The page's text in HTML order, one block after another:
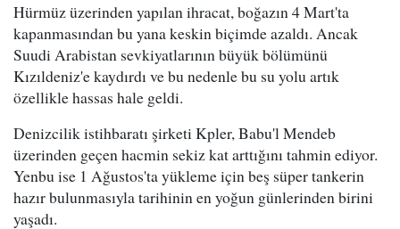
Hürmüz üzerinden yapılan ihracat, boğazın 4 Mart'ta
kapanmasından bu yana keskin biçimde azaldı. Ancak
Suudi Arabistan sevkiyatlarının büyük bölümünü
Kızıldeniz'e kaydırdı ve bu nedenle bu su yolu artık
özellikle hassas hale geldi.
Denizcilik istihbaratı şirketi Kpler, Babu'l Mendeb
üzerinden geçen hacmin sekiz kat arttığını tahmin ediyor.
Yenbu ise 1 Ağustos'ta yükleme için beş süper tankerin
hazır bulunmasıyla tarihinin en yoğun günlerinden birini
yaşadı.